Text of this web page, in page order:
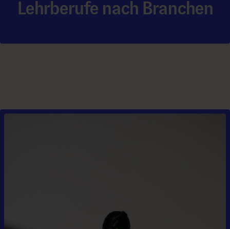
Lehrberufe nach Branchen